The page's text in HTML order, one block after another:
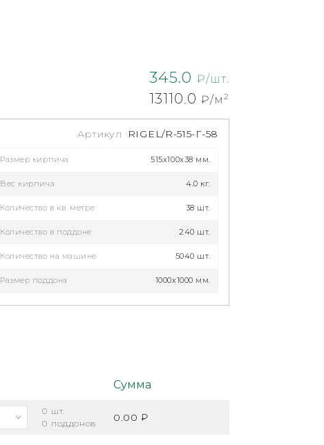
345.0 ₽/шт.
13110.0 ₽/м 2
Артикул RIGEL/R-515-Г-58
Размер кирпича 515x100x38 мм.
Вес кирпича 4.0 кг.
Количество в кв. метре 38 шт.
Количество в поддоне 240 шт.
Количество на машине 5040 шт.
Размер поддона 1000х1000 мм.
Сумма
0 шт.
0 поддонов 0.00 ₽